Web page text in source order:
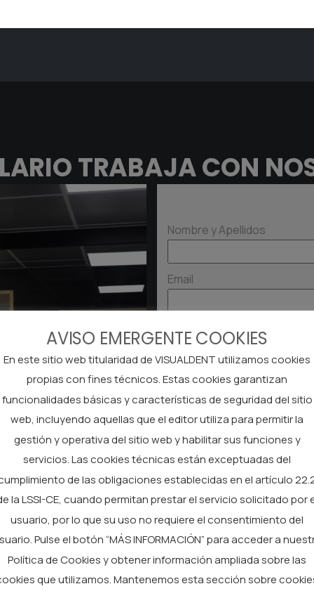
TRABAJA CON
Nombre y Apellidos
Email
Teléfono
ADJUNTAR CURRICULUM
Información Básica sobre Protección de
Europeo y del Consejo, de 27 de abril de
34/2002, de 11 de julio (LSSI-CE), le
(VISUALDENT); Delegado de Protección de
Tratamiento: Gestión de los datos
selección a la vista de los puestos vacantes
espontáneas y de la bolsa de empleo;
de sus datos personales para uno o varios
personales serán conservados por el
AVISO EMERGENTE COOKIES
En este sitio web titularidad de VISUALDENT utilizamos cookies
propias con fines técnicos. Estas cookies garantizan
funcionalidades básicas y características de seguridad del sitio
web, incluyendo aquellas que el editor utiliza para permitir la
gestión y operativa del sitio web y habilitar sus funciones y
servicios. Las cookies técnicas están exceptuadas del
de las obligaciones establecidas en el artículo
la LSSI-CE, cuando permitan prestar el servicio solicitado por
usuario, por lo que su uso no requiere el consentimiento del
Pulse el botón “MÁS INFORMACIÓN” para acceder a
Política de Cookies y obtener información ampliada sobre las
que utilizamos. Mantenemos esta sección sobre